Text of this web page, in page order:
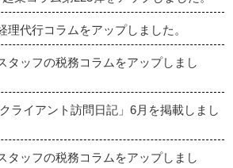
代行コラムをアップしました。
ッフの税務コラムをアップしまし
ライアント訪問日記」6月を掲載しまし
ッフの税務コラムをアップしまし